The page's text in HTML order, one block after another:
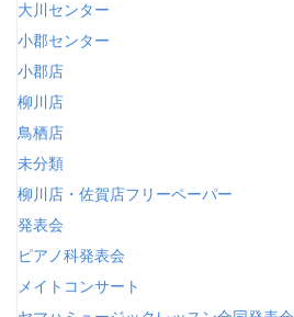
大川センター
小郡センター
小郡店
柳川店
鳥栖店
未分類
柳川店・佐賀店フリーペーパー
発表会
ピアノ科発表会
メイトコンサート